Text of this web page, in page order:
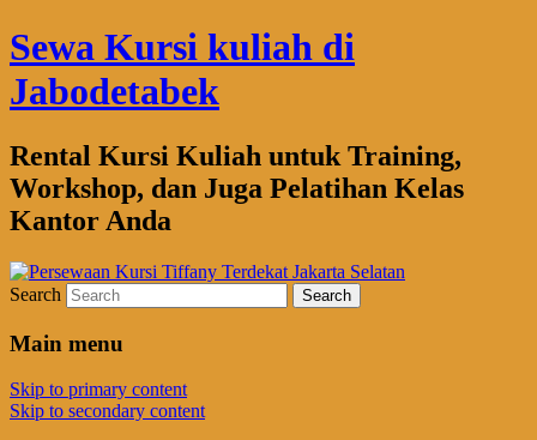
Sewa Kursi kuliah di
Jabodetabek
Rental Kursi Kuliah untuk Training,
Workshop, dan Juga Pelatihan Kelas
Kantor Anda
Search
Main menu
Skip to primary content
Skip to secondary content